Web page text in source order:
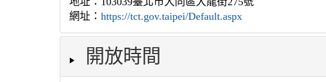
網址： https://tct.gov.taipei/Default.aspx
開放時間